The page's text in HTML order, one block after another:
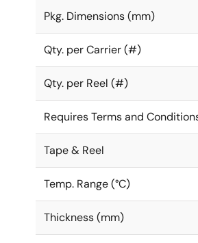
Pkg. Dimensions (mm)
Qty. per Carrier (#)
Qty. per Reel (#)
Requires Terms and
Tape & Reel
Temp. Range (°C)
Thickness (mm)